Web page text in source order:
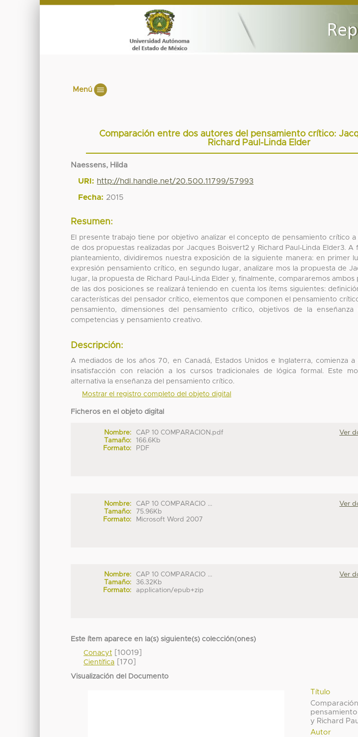
Menú
Comparación entre dos autores del pensamiento crítico:
Richard Paul-Linda Elder
Naessens, Hilda
URI: http://hdl.handle.net/20.500.11799/57993
Fecha: 2015
Resumen:
El presente trabajo tiene por objetivo analizar el concepto de pensamiento crítico a
de dos propuestas realizadas por Jacques Boisvert2 y Richard Paul-Linda Elder3. A
planteamiento, dividiremos nuestra exposición de la siguiente manera: en primer
expresión pensamiento crítico, en segundo lugar, analizare mos la propuesta de
lugar, la propuesta de Richard Paul-Linda Elder y, finalmente, compararemos ambos
de las dos posiciones se realizará teniendo en cuenta los ítems siguientes:
características del pensador crítico, elementos que componen el pensamiento
pensamiento, dimensiones del pensamiento crítico, objetivos de la enseñanza
competencias y pensamiento creativo.
Descripción:
A mediados de los años 70, en Canadá, Estados Unidos e Inglaterra, comienza
insatisfacción con relación a los cursos tradicionales de lógica formal. Este
alternativa la enseñanza del pensamiento crítico.
Mostrar el registro completo del objeto digital
Ficheros en el objeto digital
Nombre:
CAP 10 COMPARACION.pdf
Tamaño:
166.6Kb
Formato:
PDF
Ver
Nombre:
CAP 10 COMPARACIO ...
Tamaño:
75.96Kb
Formato:
Microsoft Word 2007
Ver
Nombre:
CAP 10 COMPARACIO ...
Tamaño:
36.32Kb
Formato:
application/epub+zip
Ver
Este ítem aparece en la(s) siguiente(s) colección(ones)
Conacyt [10019]
Científica [170]
Visualización del Documento
Título
y Richard
Autor